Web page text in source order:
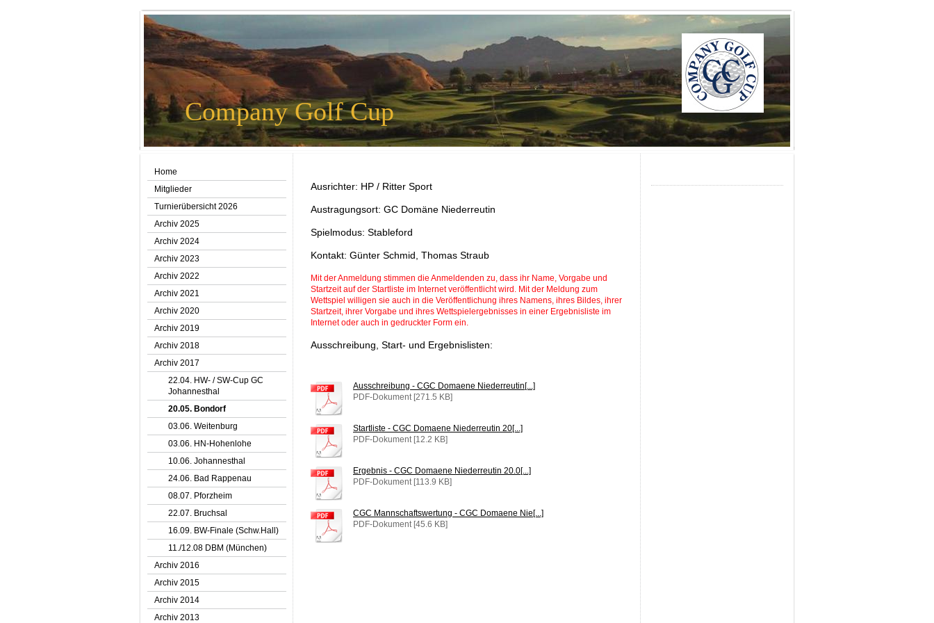
Company Golf Cup
Home
Mitglieder
Turnierübersicht 2026
Archiv 2025
Archiv 2024
Archiv 2023
Archiv 2022
Archiv 2021
Archiv 2020
Archiv 2019
Archiv 2018
Archiv 2017
22.04. HW- / SW-Cup GC
Johannesthal
20.05. Bondorf
03.06. Weitenburg
03.06. HN-Hohenlohe
10.06. Johannesthal
24.06. Bad Rappenau
08.07. Pforzheim
22.07. Bruchsal
16.09. BW-Finale (Schw.Hall)
11./12.08 DBM (München)
Archiv 2016
Archiv 2015
Archiv 2014
Archiv 2013
Ausrichter: HP / Ritter Sport
Austragungsort: GC Domäne Niederreutin
Spielmodus: Stableford
Kontakt: Günter Schmid, Thomas Straub
Mit der Anmeldung stimmen die Anmeldenden zu, dass ihr Name, Vorgabe und
Startzeit auf der Startliste im Internet veröffentlicht wird. Mit der Meldung zum
Wettspiel willigen sie auch in die Veröffentlichung ihres Namens, ihres Bildes, ihrer
Startzeit, ihrer Vorgabe und ihres Wettspielergebnisses in einer Ergebnisliste im
Internet oder auch in gedruckter Form ein.
Ausschreibung, Start- und Ergebnislisten:
Ausschreibung - CGC Domaene Niederreutin[...]
PDF-Dokument [271.5 KB]
Startliste - CGC Domaene Niederreutin 20[...]
PDF-Dokument [12.2 KB]
Ergebnis - CGC Domaene Niederreutin 20.0[...]
PDF-Dokument [113.9 KB]
CGC Mannschaftswertung - CGC Domaene Nie[...]
PDF-Dokument [45.6 KB]